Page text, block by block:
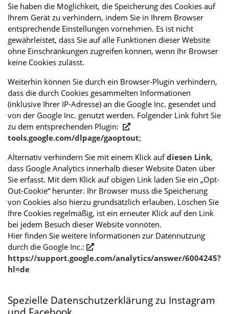
Sie haben die Möglichkeit, die Speicherung des Cookies auf
Ihrem Gerät zu verhindern, indem Sie in Ihrem Browser
entsprechende Einstellungen vornehmen. Es ist nicht
gewährleistet, dass Sie auf alle Funktionen dieser Website
ohne Einschränkungen zugreifen können, wenn Ihr Browser
keine Cookies zulässt.
Weiterhin können Sie durch ein Browser-Plugin verhindern,
dass die durch Cookies gesammelten Informationen
(inklusive Ihrer IP-Adresse) an die Google Inc. gesendet und
von der Google Inc. genutzt werden. Folgender Link führt Sie
zu dem entsprechenden Plugin:
tools.google.com/dlpage/gaoptout;
Alternativ verhindern Sie mit einem Klick aufdiesen Link,
dass Google Analytics innerhalb dieser Website Daten über
Sie erfasst. Mit dem Klick auf obigen Link laden Sie ein „Opt-
Out-Cookie“ herunter. Ihr Browser muss die Speicherung
von Cookies also hierzu grundsätzlich erlauben. Löschen Sie
Ihre Cookies regelmäßig, ist ein erneuter Klick auf den Link
bei jedem Besuch dieser Website vonnöten.
Hier finden Sie weitere Informationen zur Datennutzung
durch die Google Inc.:
https://support.google.com/analytics/answer/6004245?
hl=de
Spezielle Datenschutzerklärung zu Instagram